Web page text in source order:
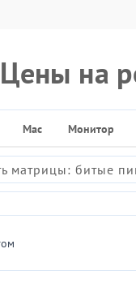
Цены на
Mac Монитор
матрицы: битые